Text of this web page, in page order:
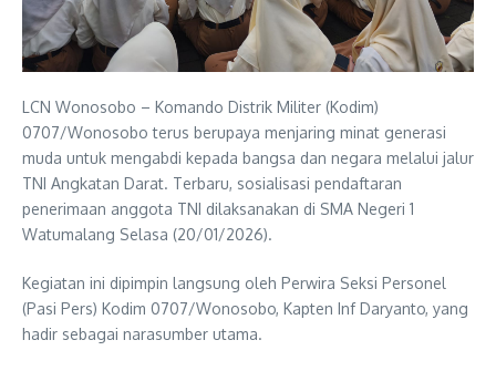
LCN Wonosobo – Komando Distrik Militer (Kodim)
0707/Wonosobo terus berupaya menjaring minat generasi
muda untuk mengabdi kepada bangsa dan negara melalui jalur
TNI Angkatan Darat. Terbaru, sosialisasi pendaftaran
penerimaan anggota TNI dilaksanakan di SMA Negeri 1
Watumalang Selasa (20/01/2026).
Kegiatan ini dipimpin langsung oleh Perwira Seksi Personel
(Pasi Pers) Kodim 0707/Wonosobo, Kapten Inf Daryanto, yang
hadir sebagai narasumber utama.